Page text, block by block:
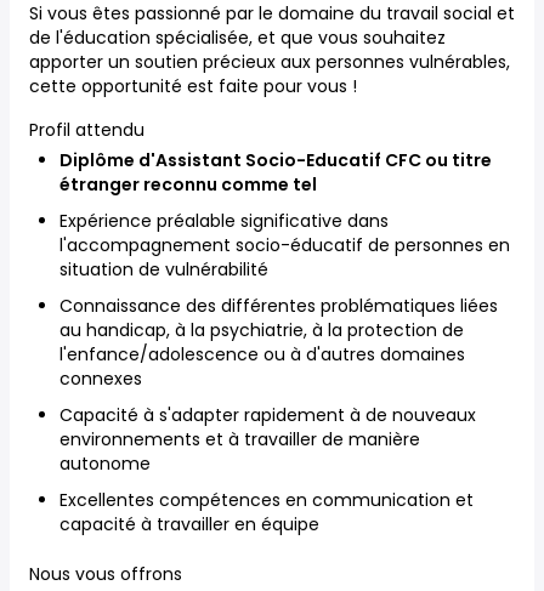
Si vous êtes passionné par le domaine du travail social et
de l'éducation spécialisée, et que vous souhaitez
apporter un soutien précieux aux personnes vulnérables,
cette opportunité est faite pour vous !
Profil attendu
Diplôme d'Assistant Socio-Educatif CFC ou titre
étranger reconnu comme tel
Expérience préalable significative dans
l'accompagnement socio-éducatif de personnes en
situation de vulnérabilité
Connaissance des différentes problématiques liées
au handicap, à la psychiatrie, à la protection de
l'enfance/adolescence ou à d'autres domaines
connexes
Capacité à s'adapter rapidement à de nouveaux
environnements et à travailler de manière
autonome
Excellentes compétences en communication et
capacité à travailler en équipe
Nous vous offrons